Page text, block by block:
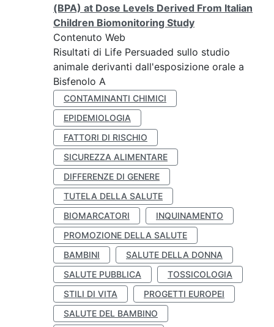
(BPA) at Dose Levels Derived From Italian
Children Biomonitoring Study
Contenuto Web
Risultati di Life Persuaded sullo studio
animale derivanti dall'esposizione orale a
Bisfenolo A
CONTAMINANTI CHIMICI
EPIDEMIOLOGIA
FATTORI DI RISCHIO
SICUREZZA ALIMENTARE
DIFFERENZE DI GENERE
TUTELA DELLA SALUTE
BIOMARCATORI
INQUINAMENTO
PROMOZIONE DELLA SALUTE
BAMBINI
SALUTE DELLA DONNA
SALUTE PUBBLICA
TOSSICOLOGIA
STILI DI VITA
PROGETTI EUROPEI
SALUTE DEL BAMBINO